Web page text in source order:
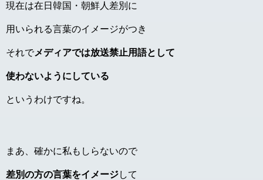
現在は在日韓国・朝鮮人差別に
用いられる言葉のイメージがつき
それでメディアでは放送禁止用語として
使わないように している
というわけですね。
まあ、確かに私もしらないので
差別の方の言葉をイメージして